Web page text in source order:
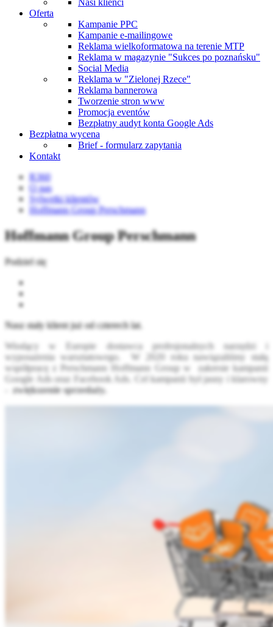
Nasi klienci
Oferta
Kampanie PPC
Kampanie e-mailingowe
Reklama wielkoformatowa na terenie MTP
Reklama w magazynie "Sukces po poznańsku"
Social Media
Reklama w "Zielonej Rzece"
Reklama bannerowa
Tworzenie stron www
Promocja eventów
Bezpłatny audyt konta Google Ads
Bezpłatna wycena
Brief - formularz zapytania
Kontakt
R360
O nas
Sylwetki klientów
Hoffmann Group Perschmann
Hoffmann Group Perschmann
Podziel się
Nasz stały klient już od czterech lat.
Wiodący w Europie dostawca profesjonalnych narzędzi i
wyposażenia warsztatowego. W 2020 roku nawiązaliśmy stałą
współpracę z Perschmann Hoffmann Group w zakresie kampanii
Google Ads oraz Facebook Ads. Cel kampanii był jasny i klarowny
zwiększenie sprzedaży.